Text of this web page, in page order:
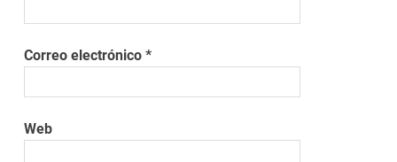
Correo electrónico*
Web